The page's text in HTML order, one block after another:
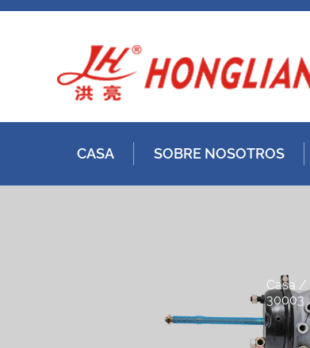
CASA SOBRE NOSOTROS
Casa /
30003